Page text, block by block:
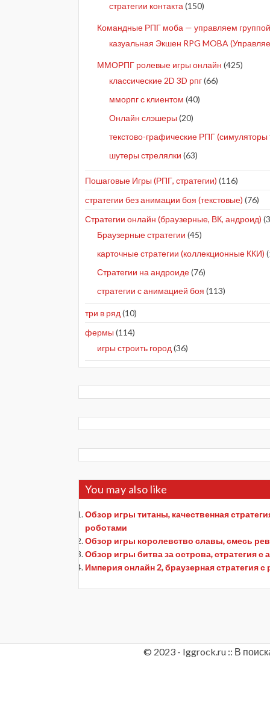
стратегии контакта (150)
Командные РПГ моба — управляем группой
казуальная Экшен RPG MOBA
ММОРПГ ролевые игры онлайн (425)
классические 2D 3D рпг(66)
мморпг с клиентом (40)
Онлайн слэшеры (20)
текстово-графические РПГ
шутеры стрелялки (63)
Пошаговые Игры (РПГ, стратегии) (116)
стратегии без анимации боя (текстовые) (76)
Стратегии онлайн (браузерные, ВК, андроид)
Браузерные стратегии (45)
карточные стратегии (коллекционные ККИ)
Стратегии на андроиде(76)
стратегии с анимацией боя (113)
три в ряд (10)
фермы (114)
игры строить город (36)
You may also like
Обзор игры титаны, качественная
роботами
Обзор игры королевство славы, смесь
Обзор игры битва за острова, стратегия с
Империя онлайн 2, браузерная стратегия
© 2023 - Iggrock.ru :: В